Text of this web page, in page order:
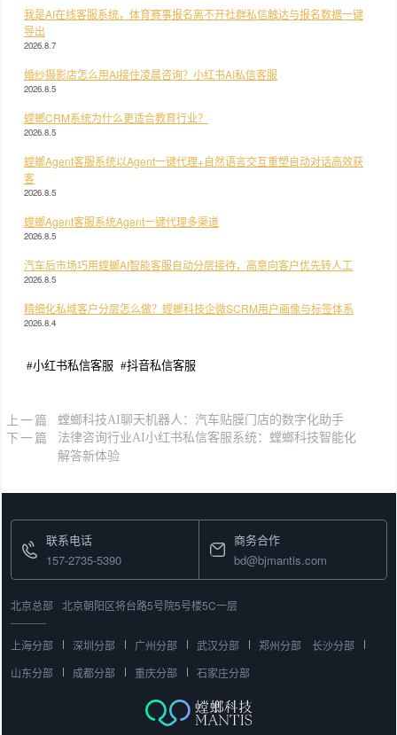
我是AI在线客服系统，体育赛事报名离不开社群私信触达与报名数据一键
导出
2026.8.7
婚纱摄影店怎么用AI接住凌晨咨询？小红书AI私信客服
2026.8.5
螳螂CRM系统为什么更适合教育行业？
2026.8.5
螳螂Agent客服系统以Agent一键代理+自然语言交互重塑自动对话高效获
客
2026.8.5
螳螂Agent客服系统Agent一键代理多渠道
2026.8.5
汽车后市场巧用螳螂AI智能客服自动分层接待，高意向客户优先转人工
2026.8.5
精细化私域客户分层怎么做？螳螂科技企微SCRM用户画像与标签体系
2026.8.4
#小红书私信客服 #抖音私信客服
上一篇 螳螂科技AI聊天机器人：汽车贴膜门店的数字化助手
下一篇
法律咨询行业AI小红书私信客服系统：螳螂科技智能化
解答新体验
联系电话
157-2735-5390
商务合作
bd@bjmantis.com
北京总部 北京朝阳区将台路5号院5号楼5C一层
上海分部 深圳分部 广州分部 武汉分部 郑州分部
长沙分部
山东分部
成都分部 重庆分部 石家庄分部